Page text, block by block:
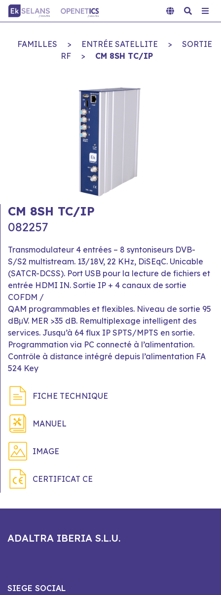
FAMILLES > ENTRÉE SATELLITE >
SORTIE
RF
> CM 8SH TC/IP
CM 8SH TC/IP
082257
Transmodulateur 4 entrées – 8 syntoniseurs DVB-
S/S2 multistream. 13/18V, 22 KHz, DiSEqC. Unicable
(SATCR-DCSS). Port USB pour la lecture de fichiers et
entrée HDMI IN. Sortie IP + 4 canaux de sortie
COFDM /
QAM programmables et flexibles. Niveau de sortie 95
dBμV. MER >35 dB. Remultiplexage intelligent des
services. Jusqu’à 64 flux IP SPTS/MPTS en sortie.
Programmation via PC connecté à l’alimentation.
Contrôle à distance intégré depuis l’alimentation FA
524 Key
FICHE TECHNIQUE
MANUEL
IMAGE
CERTIFICAT CE
ADALTRA IBERIA S.L.U.
SIEGE SOCIAL